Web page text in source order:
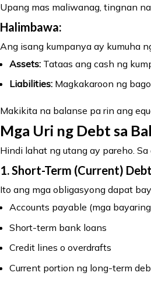
Upang mas maliwanag, tingnan
Halimbawa:
Ang isang kumpanya ay kumuha
Assets:Tataas ang cash ng
Liabilities:Magkakaroon ng
Makikita na balanse pa rin ang
Mga Uri ng Debt sa
Hindi lahat ng utang ay pareho.
1. Short-Term (Current) Debt
Ito ang mga obligasyong dapat
Accounts payable (mga
Short-term bank loans
Credit lines o overdrafts
Current portion ng long-term